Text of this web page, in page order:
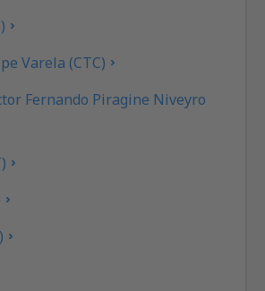
Varela (CTC)
Fernando Piragine Niveyro